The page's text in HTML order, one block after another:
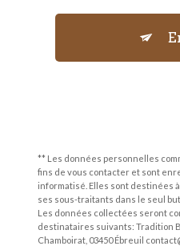
** Les données personnelles
fins de vous contacter et sont
informatisé. Elles sont destinées
ses sous-traitants dans le seul
Les données collectées seront
destinataires suivants: Tradition
Chamboirat, 03450 Ébreuil